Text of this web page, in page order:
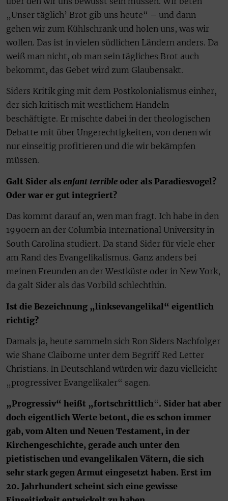
„Unser täglich’ Brot gib uns heute“ – und dann
gehen wir zum Kühlschrank und holen uns, was wir
wollen. Das ist in vielen südlichen Ländern anders. Da
weiß man nicht, ob man sein tägliches Brot auch
bekommt, das Gebet wird zum Glaubensakt.
Siders Kritik ging mit dem Postkolonialismus einher,
der sich kritisch mit westlichem Handeln
beschäftigte. Er mischte dabei in der theologischen
Debatte mit über Ungerechtigkeiten, von denen wir
nur einseitig profitieren und die wir bekämpfen
müssen.
Galt Sider als enfant terrible oder als Paradiesvogel?
Oder war er gut integriert?
Das kommt darauf an, wen man fragt. Ich habe in den
1990ern an der Columbia International University in
South Carolina studiert. Da stand Sider für viele eher
am Rand des Evangelikalismus. Ganz anders bei
meinen Freunden an der Westküste oder in New York,
da galt Sider als das Vorbild schlechthin.
Ist die Bezeichnung „linksevangelikal“ eigentlich
richtig?
Damals ja, heute sammeln sich Ron Siders Nachfolger
wie Shane Claiborne unter dem Begriff Red Letter
Christians. In Deutschland würden wir dazu vielleicht
„progressiver Evangelikaler“ sagen.
„Progressiv“ heißt „fortschrittlich“. Sider hat aber
doch eigentlich Werte betont, die es schon immer
gab, vom Alten und Neuen Testament, in der
Kirchengeschichte, gerade auch unter den
pietistischen und evangelikalen Vätern, die sich
sehr stark gegen Armut eingesetzt haben. Erst im
20. Jahrhundert scheint sich eine gewisse